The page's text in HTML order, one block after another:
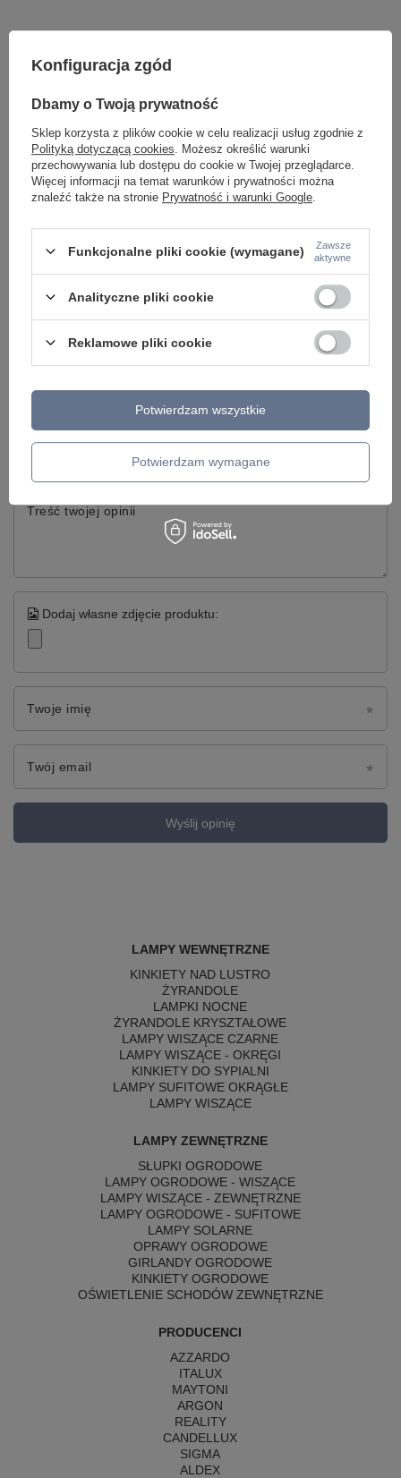
Potrzebujesz pomocy? Masz pytania lub
chcesz lepszą cenę?
Napisz do nas - doradzimy, odpowiemy
dopasowaną do Ciebie..
Napisz swoją opinię
Twoja ocena:
5/5
Treść twojej opinii
Dodaj własne zdjęcie produktu:
Twoje imię
Twój email
Wyślij opinię
LAMPY WEWNĘTRZNE
KINKIETY NAD LUSTRO
ŻYRANDOLE
LAMPKI NOCNE
ŻYRANDOLE KRYSZTAŁOWE
LAMPY WISZĄCE CZARNE
LAMPY WISZĄCE - OKRĘGI
KINKIETY DO SYPIALNI
LAMPY SUFITOWE OKRĄGŁE
LAMPY WISZĄCE
LAMPY ZEWNĘTRZNE
SŁUPKI OGRODOWE
LAMPY OGRODOWE - WISZĄCE
LAMPY WISZĄCE - ZEWNĘTRZNE
LAMPY OGRODOWE - SUFITOWE
LAMPY SOLARNE
OPRAWY OGRODOWE
GIRLANDY OGRODOWE
KINKIETY OGRODOWE
OŚWIETLENIE SCHODÓW ZEWNĘTRZNE
PRODUCENCI
AZZARDO
ITALUX
MAYTONI
ARGON
REALITY
CANDELLUX
SIGMA
ALDEX
Konfiguracja zgód
Dbamy o Twoją prywatność
Sklep korzysta z plików cookie w celu realizacji usług zgodnie z
Polityką dotyczącą cookies . Możesz określić warunki
przechowywania lub dostępu do cookie w Twojej przeglądarce.
Więcej informacji na temat warunków i prywatności można
znaleźć także na stronie Prywatność i warunki Google
Funkcjonalne pliki cookie (wymagane)
Zawsze
aktywne
Analityczne pliki cookie
Reklamowe pliki cookie
Potwierdzam wymagane
Potwierdzam wszystkie